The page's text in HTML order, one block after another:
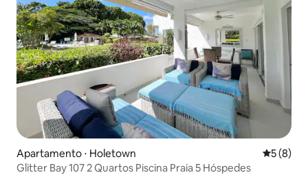
Apartamento ⋅ Holetown 5 de
5 (8)
Glitter Bay 107 2 Quartos Piscina Praia 5 Hóspedes